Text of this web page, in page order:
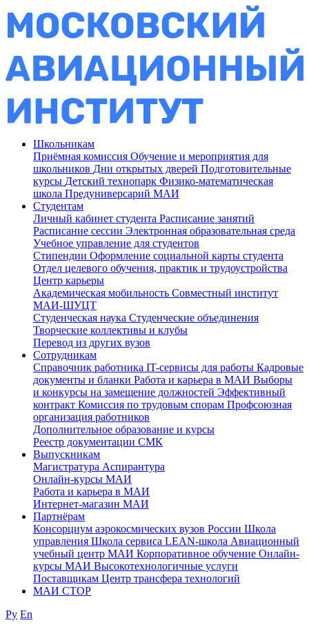
Школьникам
Приёмная комиссия Обучение и мероприятия для
школьников Дни открытых дверей Подготовительные
курсы Детский технопарк Физико-математическая
школа Предуниверсарий МАИ
Студентам
Личный кабинет студента Расписание занятий
Расписание сессии Электронная образовательная среда
Учебное управление для студентов
Стипендии Оформление социальной карты студента
Отдел целевого обучения, практик и трудоустройства
Центр карьеры
Академическая мобильность Совместный институт
МАИ-ШУЦТ
Студенческая наука Студенческие объединения
Творческие коллективы и клубы
Перевод из других вузов
Сотрудникам
Cправочник работника IT-сервисы для работы Кадровые
документы и бланки Работа и карьера в МАИ Выборы
и конкурсы на замещение должностей Эффективный
контракт Комиссия по трудовым спорам Профсоюзная
организация работников
Дополнительное образование и курсы
Реестр документации СМК
Выпускникам
Магистратура Аспирантура
Онлайн-курсы МАИ
Работа и карьера в МАИ
Интернет-магазин МАИ
Партнёрам
Консорциум аэрокосмических вузов России Школа
управления Школа сервиса LEAN-школа Авиационный
учебный центр МАИ Корпоративное обучение Онлайн-
курсы МАИ Высокотехнологичные услуги
Поставщикам Центр трансфера технологий
МАИ СТОР
Ру En